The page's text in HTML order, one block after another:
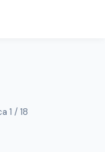
1 / 18